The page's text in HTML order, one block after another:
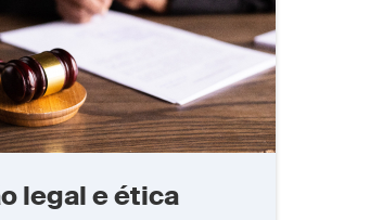
legal e ética